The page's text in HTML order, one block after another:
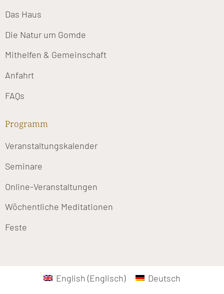
Das Haus
Die Natur um Gomde
Mithelfen & Gemeinschaft
Anfahrt
FAQs
Programm
Veranstaltungskalender
Seminare
Online-Veranstaltungen
Wöchentliche Meditationen
Feste
English (Englisch) Deutsch